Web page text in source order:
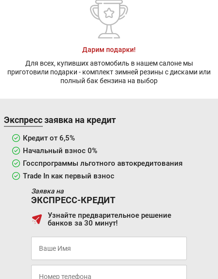
Дарим подарки!
Для всех, купивших автомобиль в нашем салоне мы
приготовили подарки - комплект зимней резины с дисками или
полный бак бензина на выбор
Экспресс заявка на кредит
Кредит от 6,5%
Начальный взнос 0%
Госспрограммы льготного автокредитования
Trade In как первый взнос
Заявка на
ЭКСПРЕСС-КРЕДИТ
Узнайте предварительное решение
банков за 30 минут!